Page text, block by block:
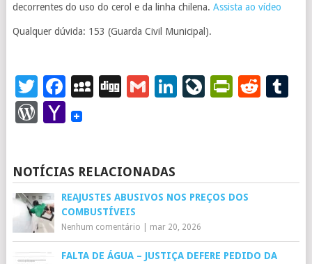
decorrentes do uso do cerol e da linha chilena. Assista ao vídeo
Qualquer dúvida: 153 (Guarda Civil Municipal).
Twitter
Facebook
MySpace
DiggGmailLinkedIn
WordPress
Yahoo
NOTÍCIAS RELACIONADAS
REAJUSTES ABUSIVOS NOS PREÇOS DOS
COMBUSTÍVEIS
Nenhum comentário mar 20, 2026
FALTA DE ÁGUA – JUSTIÇA DEFERE PEDIDO DA